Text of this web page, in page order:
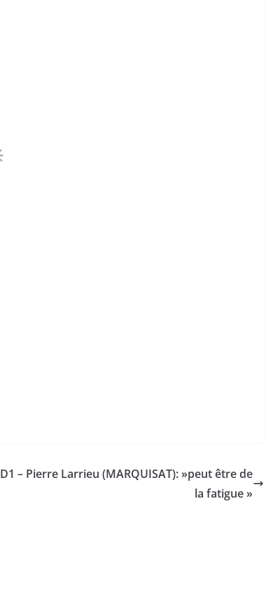
D1 – Pierre Larrieu (MARQUISAT): »peut être de
la fatigue »